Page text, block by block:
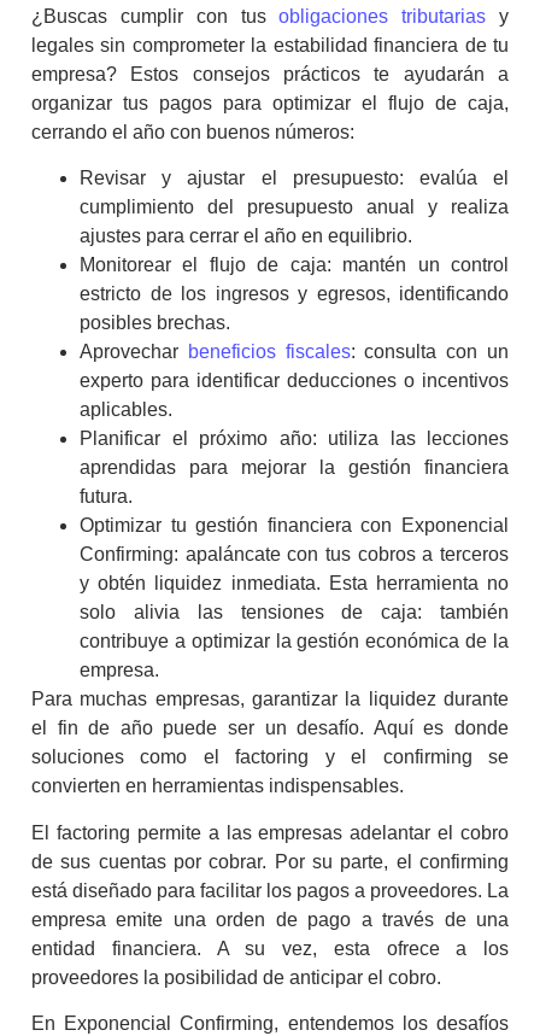
¿Buscas cumplir con tusobligaciones tributarias y
legales sin comprometer la estabilidad financiera de tu
empresa? Estos consejos prácticos te ayudarán a
organizar tus pagos para optimizar el flujo de caja,
cerrando el año con buenos números:
Revisar y ajustar el presupuesto: evalúa el
cumplimiento del presupuesto anual y realiza
ajustes para cerrar el año en equilibrio.
Monitorear el flujo de caja: mantén un control
estricto de los ingresos y egresos, identificando
posibles brechas.
Aprovechar beneficios fiscales: consulta con un
experto para identificar deducciones o incentivos
aplicables.
Planificar el próximo año: utiliza las lecciones
aprendidas para mejorar la gestión financiera
futura.
Optimizar tu gestión financiera con Exponencial
Confirming: apaláncate con tus cobros a terceros
y obtén liquidez inmediata. Esta herramienta no
solo alivia las tensiones de caja: también
contribuye a optimizar la gestión económica de la
empresa.
Para muchas empresas, garantizar la liquidez durante
el fin de año puede ser un desafío. Aquí es donde
soluciones como elfactoring y el confirming se
convierten en herramientas indispensables.
El factoring permite a las empresas adelantar el cobro
de sus cuentas por cobrar. Por su parte, el confirming
está diseñado para facilitar los pagos a proveedores. La
empresa emite una orden de pago a través de una
entidad financiera. A su vez, esta ofrece a los
proveedores la posibilidad de anticipar el cobro.
En Exponencial Confirming, entendemos los desafíos